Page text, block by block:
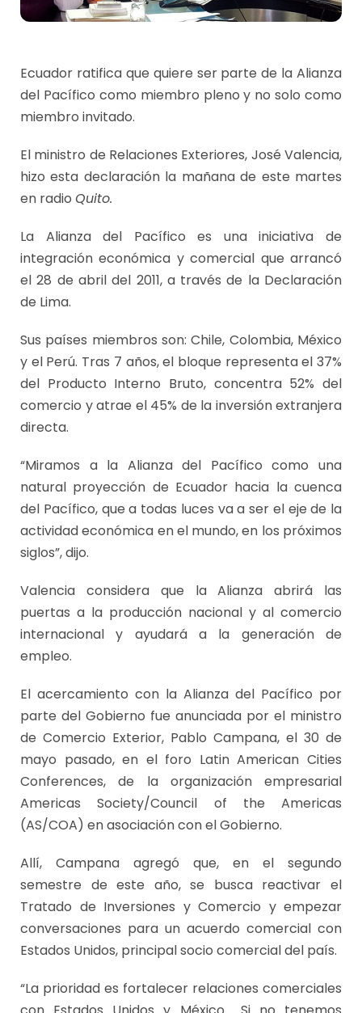
Ecuador ratifica que quiere ser parte de la Alianza
del Pacífico como miembro pleno y no solo como
miembro invitado.
El ministro de Relaciones Exteriores, José Valencia,
hizo esta declaración la mañana de este martes
en radio Quito.
La Alianza del Pacífico es una iniciativa de
integración económica y comercial que arrancó
el 28 de abril del 2011, a través de la Declaración
de Lima.
Sus países miembros son: Chile, Colombia, México
y el Perú. Tras 7 años, el bloque representa el 37%
del Producto Interno Bruto, concentra 52% del
comercio y atrae el 45% de la inversión extranjera
directa.
“Miramos a la Alianza del Pacífico como una
natural proyección de Ecuador hacia la cuenca
del Pacífico, que a todas luces va a ser el eje de la
actividad económica en el mundo, en los próximos
siglos”, dijo.
Valencia considera que la Alianza abrirá las
puertas a la producción nacional y al comercio
internacional y ayudará a la generación de
empleo.
El acercamiento con la Alianza del Pacífico por
parte del Gobierno fue anunciada por el ministro
de Comercio Exterior, Pablo Campana, el 30 de
mayo pasado, en el foro Latin American Cities
Conferences, de la organización empresarial
Americas Society/Council of the Americas
(AS/COA) en asociación con el Gobierno.
Allí, Campana agregó que, en el segundo
semestre de este año, se busca reactivar el
Tratado de Inversiones y Comercio y empezar
conversaciones para un acuerdo comercial con
Estados Unidos, principal socio comercial del país.
“La prioridad es fortalecer relaciones comerciales